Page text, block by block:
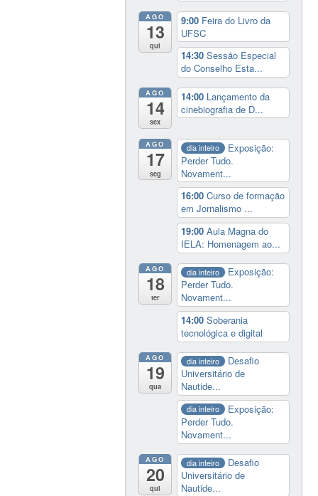
AGO
13
qui
9:00 Feira do Livro da
UFSC
14:30Sessão Especial
do Conselho Esta...
AGO
14
sex
14:00 Lançamento da
cinebiografia de D...
AGO
17
seg
dia inteiro
Exposição:
Perder Tudo.
Novament...
16:00Curso de formação
em Jornalismo ...
19:00Aula Magna do
IELA: Homenagem ao...
AGO
18
ter
dia inteiro
Exposição:
Perder Tudo.
Novament...
14:00Soberania
tecnológica e digital
AGO
19
qua
dia inteiro
Desafio
Universitário de
Nautide...
dia inteiro
Exposição:
Perder Tudo.
Novament...
AGO
20
qui
dia inteiro
Desafio
Universitário de
Nautide...